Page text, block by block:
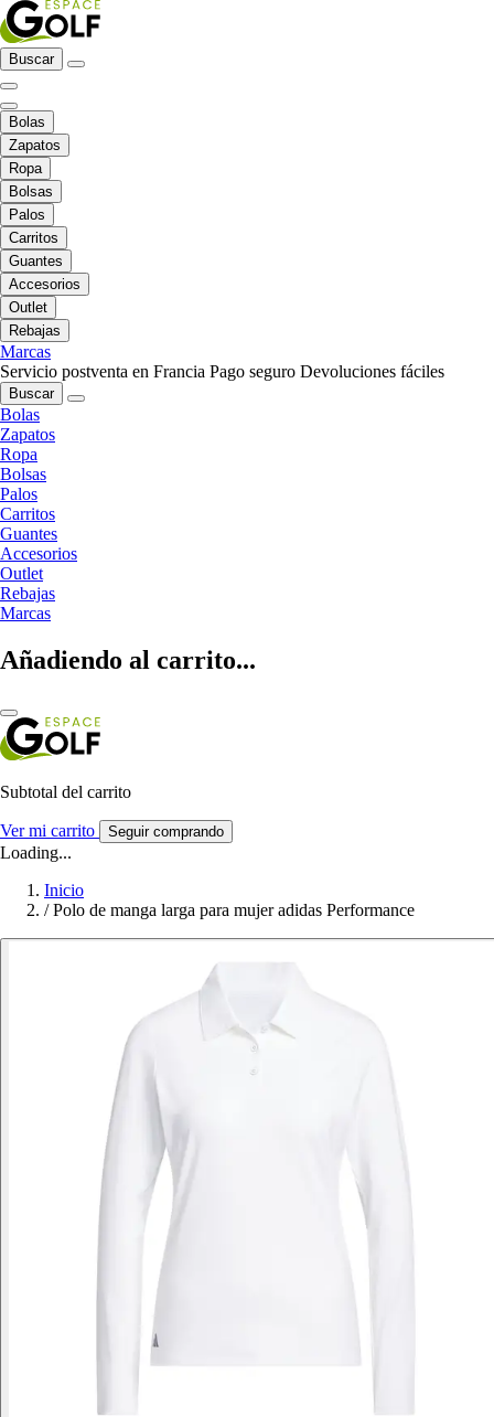
Buscar
Bolas
Zapatos
Ropa
Bolsas
Palos
Carritos
Guantes
Accesorios
Outlet
Rebajas
Marcas
Servicio postventa en Francia Pago seguro Devoluciones fáciles
Buscar
Bolas
Zapatos
Ropa
Bolsas
Palos
Carritos
Guantes
Accesorios
Outlet
Rebajas
Marcas
Añadiendo al carrito...
Subtotal del carrito
Ver mi carrito Seguir comprando
Loading...
Inicio
/ Polo de manga larga para mujer adidas Performance